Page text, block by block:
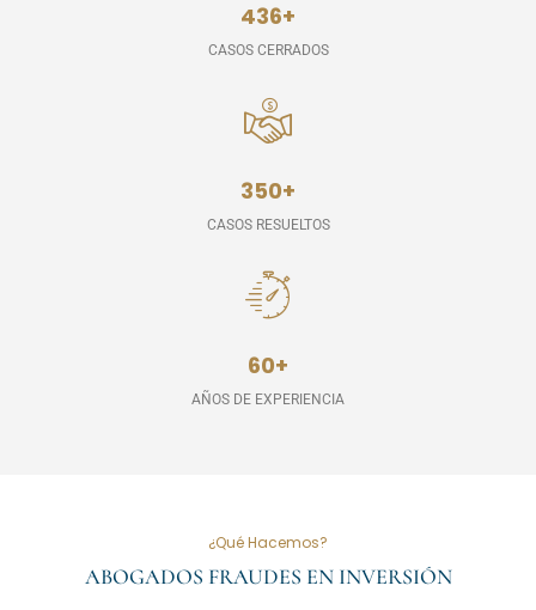
CASOS CERRADOS
436+
CASOS RESUELTOS
350+
AÑOS DE EXPERIENCIA
60+
¿Qué Hacemos?
ABOGADOS FRAUDES EN INVERSIÓN